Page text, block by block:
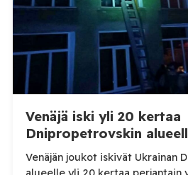
Venäjä iski yli 20 kertaa
Dnipropetrovskin
Venäjän joukot iskivät Ukrainan